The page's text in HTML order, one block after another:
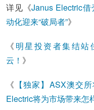
详见《Janus Electric
动化迎来“破局者”》
《 明星投资者集结站
云！ 》
《 【独家】ASX澳交
Electric将为市场带来怎